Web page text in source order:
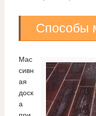
Способы
Мас
сивн
ая
доск
а